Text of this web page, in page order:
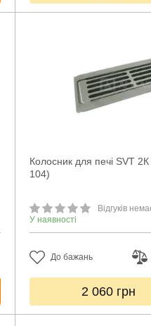
Колосник для печі SVT
104)
Відгуків
У наявності
До бажань
2 060 грн